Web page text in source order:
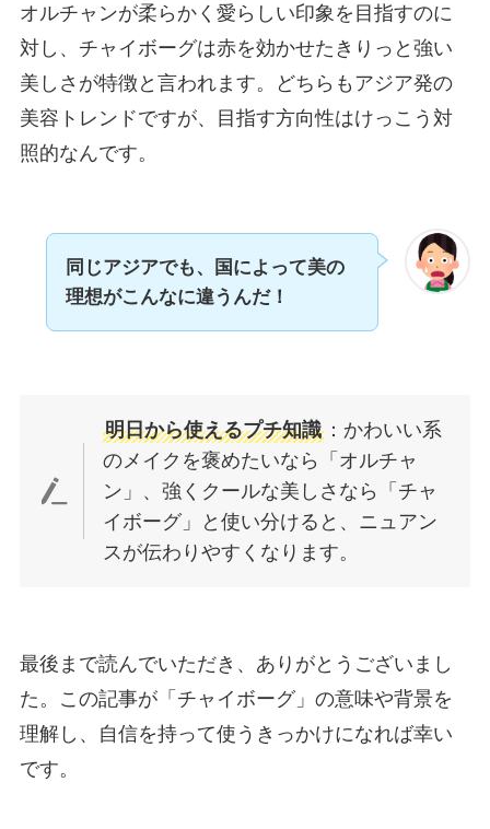
オルチャンが柔らかく愛らしい印象を目指すのに
対し、チャイボーグは赤を効かせたきりっと強い
美しさが特徴と言われます。どちらもアジア発の
美容トレンドですが、目指す方向性はけっこう対
照的なんです。
同じアジアでも、国によって美の
理想がこんなに違うんだ！
明日から使えるプチ知識 ：かわいい系
のメイクを褒めたいなら「オルチャ
ン」、強くクールな美しさなら「チャ
イボーグ」と使い分けると、ニュアン
スが伝わりやすくなります。
最後まで読んでいただき、ありがとうございまし
た。この記事が「チャイボーグ」の意味や背景を
理解し、自信を持って使うきっかけになれば幸い
です。